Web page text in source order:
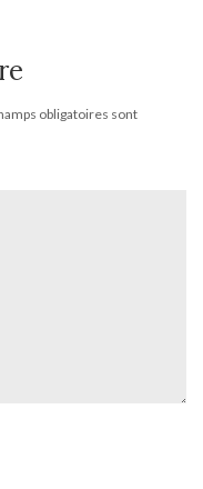
obligatoires sont